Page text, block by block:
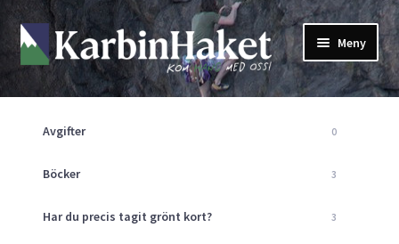
Hoppa
till
navigering
Hoppa
till
innehåll
Meny
Shop
Returpolicy
Mitt Konto
Kurser
Avgifter 0
Böcker 3
Har du precis tagit grönt kort? 3